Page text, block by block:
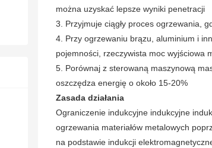
można uzyskać lepsze wyniki penetracji
3. Przyjmuje ciągły proces ogrzewania,
4. Przy ogrzewaniu brązu, aluminium i
pojemności, rzeczywista moc wyjściowa
5. Porównaj z sterowaną maszynową
oszczędza energię o około 15-20%
Zasada działania
Ograniczenie indukcyjne indukcyjne
ogrzewania materiałów metalowych
na podstawie indukcji